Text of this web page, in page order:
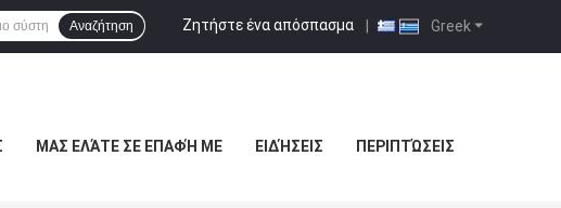
Greek
Ζητήστε ένα απόσπασμα |
Αναζήτηση
ΜΑΣ ΕΛΆΤΕ ΣΕ ΕΠΑΦΉ ΜΕ ΕΙΔΉΣΕΙΣ ΠΕΡΙΠΤΏΣΕΙΣ